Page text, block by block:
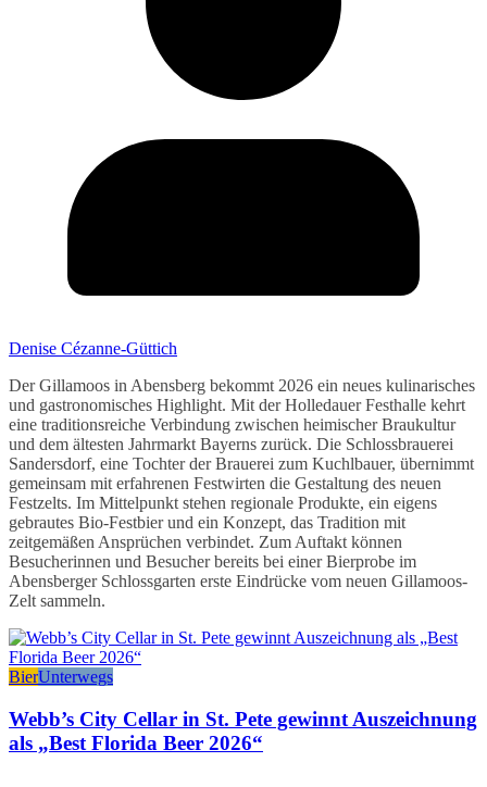
Denise Cézanne-Güttich
Der Gillamoos in Abensberg bekommt 2026 ein neues kulinarisches
und gastronomisches Highlight. Mit der Holledauer Festhalle kehrt
eine traditionsreiche Verbindung zwischen heimischer Braukultur
und dem ältesten Jahrmarkt Bayerns zurück. Die Schlossbrauerei
Sandersdorf, eine Tochter der Brauerei zum Kuchlbauer, übernimmt
gemeinsam mit erfahrenen Festwirten die Gestaltung des neuen
Festzelts. Im Mittelpunkt stehen regionale Produkte, ein eigens
gebrautes Bio-Festbier und ein Konzept, das Tradition mit
zeitgemäßen Ansprüchen verbindet. Zum Auftakt können
Besucherinnen und Besucher bereits bei einer Bierprobe im
Abensberger Schlossgarten erste Eindrücke vom neuen Gillamoos-
Zelt sammeln.
BierUnterwegs
Webb’s City Cellar in St. Pete gewinnt Auszeichnung
als „Best Florida Beer 2026“